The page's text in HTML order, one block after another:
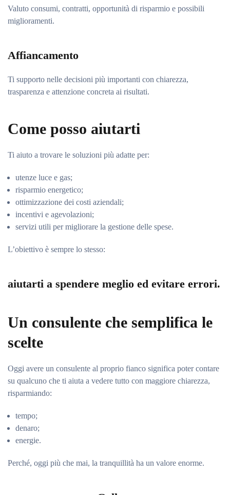
Valuto consumi, contratti, opportunità di risparmio e possibili
miglioramenti.
Affiancamento
Ti supporto nelle decisioni più importanti con chiarezza,
trasparenza e attenzione concreta ai risultati.
Come posso aiutarti
Ti aiuto a trovare le soluzioni più adatte per:
utenze luce e gas;
risparmio energetico;
ottimizzazione dei costi aziendali;
incentivi e agevolazioni;
servizi utili per migliorare la gestione delle spese.
L’obiettivo è sempre lo stesso:
aiutarti a spendere meglio ed evitare errori.
Un consulente che semplifica le
scelte
Oggi avere un consulente al proprio fianco significa poter contare
su qualcuno che ti aiuta a vedere tutto con maggiore chiarezza,
risparmiando:
tempo;
denaro;
energie.
Perché, oggi più che mai, la tranquillità ha un valore enorme.